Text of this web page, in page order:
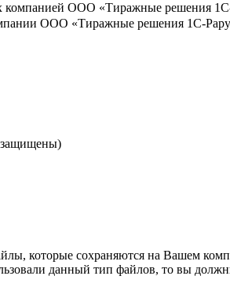
компанией ООО «Тиражные решения
ООО «Тиражные решения 1С-
защищены)
которые сохраняются на Вашем
данный тип файлов, то вы